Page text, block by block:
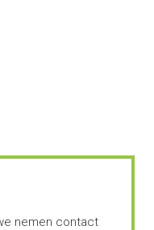
nemen contact